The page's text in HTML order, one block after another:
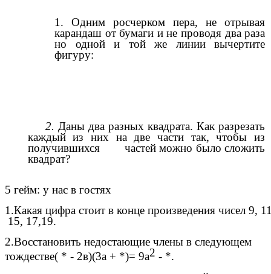
1. Одним росчерком пера, не отрывая
карандаш от бумаги и не проводя два раза
но одной и той же линии вычертите
фигуру:
2. Даны два разных квадрата. Как разрезать
каждый из них на две части так, чтобы из
получившихся частей можно было сложить
квадрат?
5 гейм: у нас в гостях
1.Какая цифра стоит в конце произведения чисел 9,
15, 17,19.
2.Восстановить недостающие члены в следующем
тождестве( * - 2в)(3а + *)= 9a2 - *.